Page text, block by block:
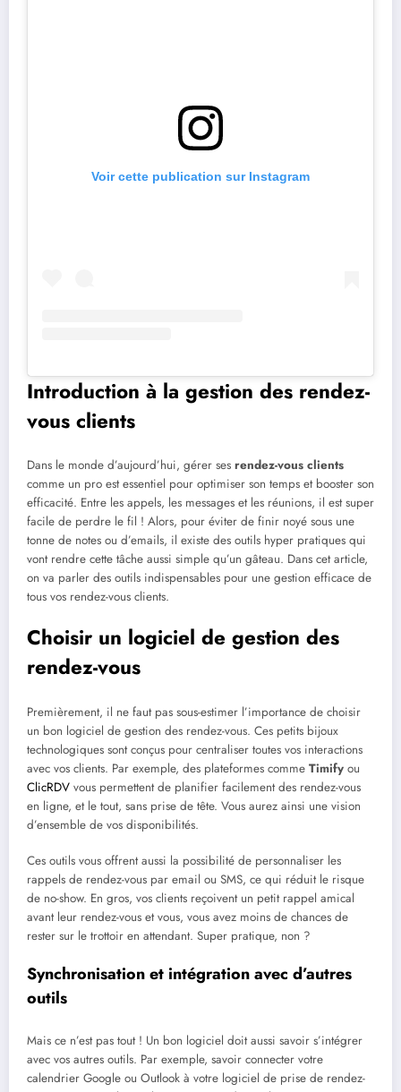
Voir cette publication sur Instagram
Introduction à la gestion des rendez-
vous clients
Dans le monde d’aujourd’hui, gérer ses rendez-vous clients
comme un pro est essentiel pour optimiser son temps et booster son
efficacité. Entre les appels, les messages et les réunions, il est super
facile de perdre le fil ! Alors, pour éviter de finir noyé sous une
tonne de notes ou d’emails, il existe des outils hyper pratiques qui
vont rendre cette tâche aussi simple qu’un gâteau. Dans cet article,
on va parler des outils indispensables pour une gestion efficace de
tous vos rendez-vous clients.
Choisir un logiciel de gestion des
rendez-vous
Premièrement, il ne faut pas sous-estimer l’importance de choisir
un bon logiciel de gestion des rendez-vous. Ces petits bijoux
technologiques sont conçus pour centraliser toutes vos interactions
avec vos clients. Par exemple, des plateformes comme Timify ou
ClicRDV vous permettent de planifier facilement des rendez-vous
en ligne, et le tout, sans prise de tête. Vous aurez ainsi une vision
d’ensemble de vos disponibilités.
Ces outils vous offrent aussi la possibilité de personnaliser les
rappels de rendez-vous par email ou SMS, ce qui réduit le risque
de no-show. En gros, vos clients reçoivent un petit rappel amical
avant leur rendez-vous et vous, vous avez moins de chances de
rester sur le trottoir en attendant. Super pratique, non ?
Synchronisation et intégration avec d’autres
outils
Mais ce n’est pas tout ! Un bon logiciel doit aussi savoir s’intégrer
avec vos autres outils. Par exemple, savoir connecter votre
calendrier Google ou Outlook à votre logiciel de prise de rendez-